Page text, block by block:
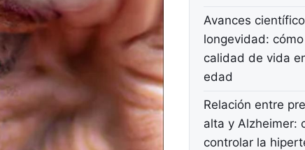
Avances
longevidad:
calidad de vida
edad
Relación entre
alta y Alzheimer:
controlar la